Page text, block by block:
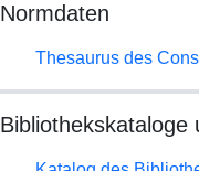
Normdaten
Thesaurus des
Bibliothekskataloge